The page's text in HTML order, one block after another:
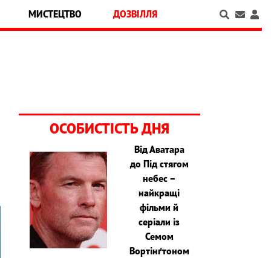
МИСТЕЦТВО ДОЗВІЛЛЯ
ОСОБИСТІСТЬ ДНЯ
Від Аватара
до Під стягом
небес –
найкращі
фільми й
серіали із
Семом
Вортінґтоном